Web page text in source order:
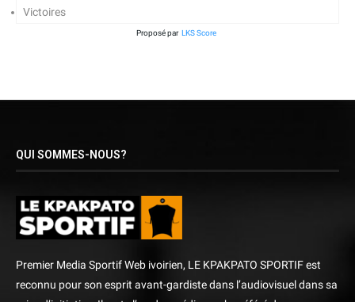
Victoires
Proposé par LKS Score
QUI SOMMES-NOUS?
Premier Media Sportif Web ivoirien, LE KPAKPATO SPORTIF est
reconnu pour son esprit avant-gardiste dans l’audiovisuel dans sa